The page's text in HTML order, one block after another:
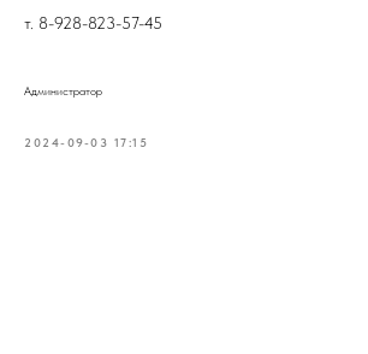
т. 8-928-823-57-45
Администратор
2024-09-03 17:15